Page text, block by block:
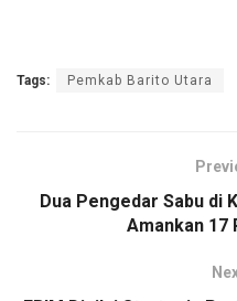
Tags: Pemkab Barito Utara
Dua Pengedar Sabu di
Amankan 17